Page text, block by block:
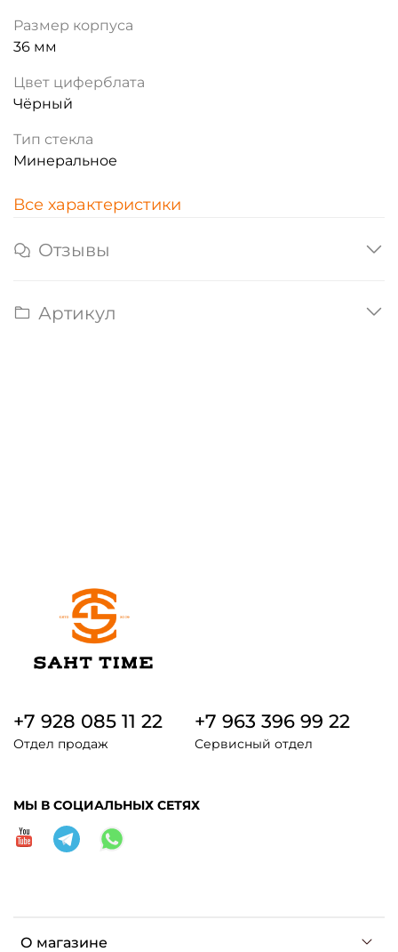
Размер корпуса
36 мм
Цвет циферблата
Чёрный
Тип стекла
Минеральное
Все характеристики
Отзывы
Артикул
О магазине
+7 928 085 11 22
Отдел продаж
+7 963 396 99 22
Сервисный отдел
МЫ В СОЦИАЛЬНЫХ СЕТЯХ